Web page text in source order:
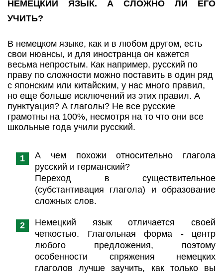
НЕМЕЦКИЙ ЯЗЫК. А СЛОЖНО ЛИ ЕГО
УЧИТЬ?
В немецком языке, как и в любом другом, есть
свои нюансы, и для иностранца он кажется
весьма непростым. Как например, русский по
праву по сложности можно поставить в один ряд
с японским или китайским, у нас много правил,
но еще больше исключений из этих правил. А
пунктуация? А глаголы? Не все русские
грамотны на 100%, несмотря на то что они все
школьные года учили русский.
А чем похожи относительно глагола
русский и германский?
Переход в существительное
(субстантивация глагола) и образование
сложных слов.
Немецкий язык отличается своей
четкостью. Глагольная форма - центр
любого предложения, поэтому
особенности спряжения немецких
глаголов лучше заучить, как только вы